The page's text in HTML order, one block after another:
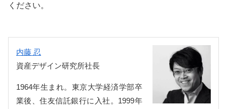
ください。
内藤 忍
資産デザイン研究所社長
1964年生まれ。東京大学経済学部卒
業後、住友信託銀行に入社。1999年